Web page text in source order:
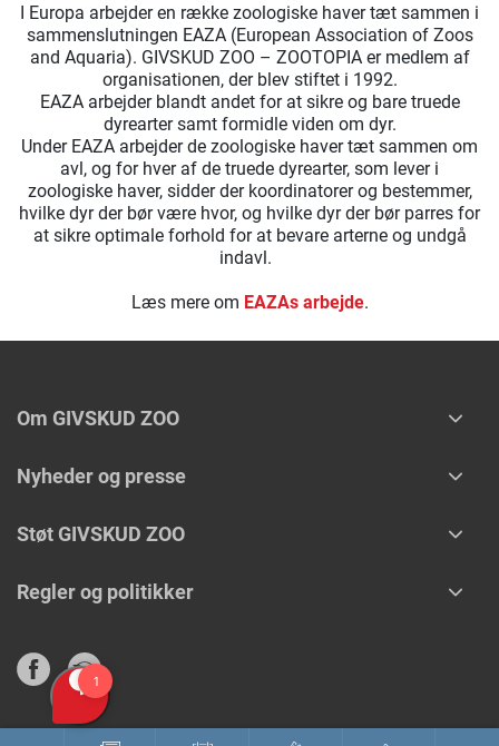
I Europa arbejder en række zoologiske haver tæt sammen i
sammenslutningen EAZA (European Association of Zoos
and Aquaria). GIVSKUD ZOO – ZOOTOPIA er medlem af
organisationen, der blev stiftet i 1992.
EAZA arbejder blandt andet for at sikre og bare truede
dyrearter samt formidle viden om dyr.
Under EAZA arbejder de zoologiske haver tæt sammen om
avl, og for hver af de truede dyrearter, som lever i
zoologiske haver, sidder der koordinatorer og bestemmer,
hvilke dyr der bør være hvor, og hvilke dyr der bør parres for
at sikre optimale forhold for at bevare arterne og undgå
indavl.
Læs mere om EAZAs arbejde.
Om GIVSKUD ZOO
Nyheder og presse
Støt GIVSKUD ZOO
Regler og politikker